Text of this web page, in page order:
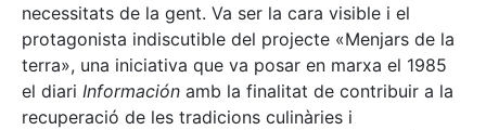
necessitats de la gent. Va ser la cara visible i el
protagonista indiscutible del projecte «Menjars de la
terra», una iniciativa que va posar en marxa el 1985
el diari Información amb la finalitat de contribuir a la
recuperació de les tradicions culinàries i